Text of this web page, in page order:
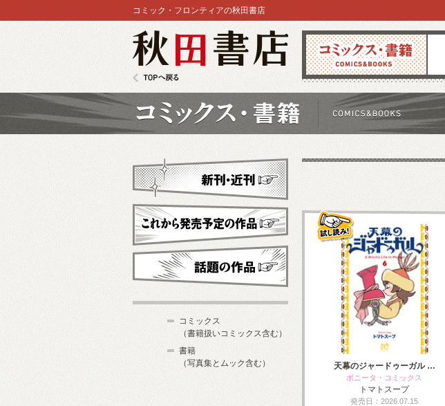
コミックス 雑誌
コミック・フロンティアの秋田書店
新刊情報
天幕のジャードゥーガル …
ボニータ・コミックス
トマトスープ
発売日：2026.07.15
新刊・近刊
これから発売予定
コミックス
（書籍扱いコミックス含む）
書籍
（写真集とムック含む）